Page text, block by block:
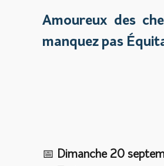
Amoureux des
manquez pas
📅 Dimanche 20